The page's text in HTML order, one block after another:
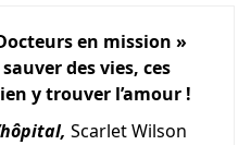
en mission »
des vies, ces
y trouver l’amour !
Scarlet Wilson